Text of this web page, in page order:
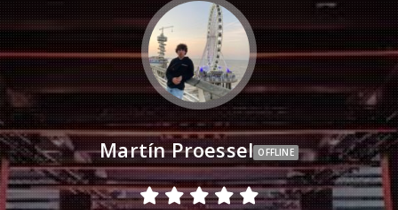
Martín Proessel OFFLINE